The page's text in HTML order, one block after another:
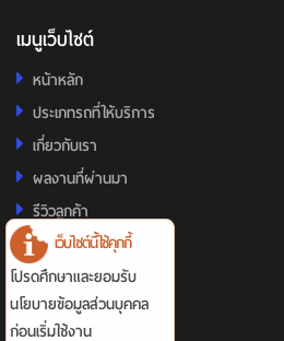
เมนูเว็บไซต์
หน้าหลัก
ประเภทรถที่ให้บริการ
เกี่ยวกับเรา
ผลงานที่ผ่านมา
รีวิวลูกค้า
ติดต่อเรา
รายการแนะนำ
เว็บไซต์นี้ใช้คุกกี้
โปรดศึกษาและยอมรับ
นโยบายข้อมูลส่วนบุคคล
ก่อนเริ่มใช้งาน